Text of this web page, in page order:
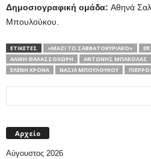
Δημοσιογραφική ομάδα: Αθηνά
Μπουλούκου.
ΕΤΙΚΕΤΕΣ «ΜΑΖΙ ΤΟ ΣΑΒΒΑΤΟΚΥΡΙΑΚΟ»
ΑΛΊΚΗ ΘΑΛΑΣΣΟΧΏΡΗ
ΑΝΤΏΝΗΣ ΜΠΑΚΌΛΑΣ
ΕΛΈΝΗ ΧΡΟΝΆ
ΝΆΣΙΑ ΜΠΟΥΛΟΎΚΟΥ
Αρχείο
Αύγουστος 2026